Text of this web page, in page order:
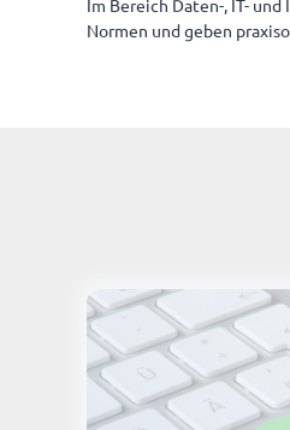
Im Bereich Daten-, IT-
Normen und geben